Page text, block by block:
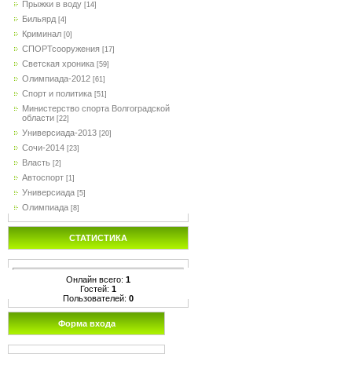
Прыжки в воду [14]
Бильярд [4]
Криминал [0]
СПОРТсооружения [17]
Светская хроника [59]
Олимпиада-2012 [61]
Спорт и политика [51]
Министерство спорта Волгоградской
области [22]
Универсиада-2013 [20]
Сочи-2014 [23]
Власть [2]
Автоспорт [1]
Универсиада [5]
Олимпиада [8]
СТАТИСТИКА
Онлайн всего: 1
Гостей: 1
Пользователей: 0
Форма входа